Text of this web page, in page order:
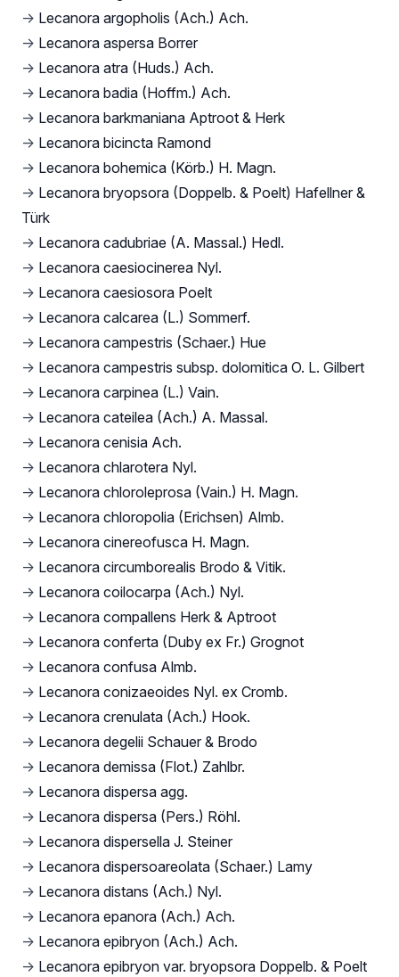
→ Lecanora argopholis (Ach.) Ach.
→ Lecanora aspersa Borrer
→ Lecanora atra (Huds.) Ach.
→ Lecanora badia (Hoffm.) Ach.
→ Lecanora barkmaniana Aptroot & Herk
→ Lecanora bicincta Ramond
→ Lecanora bohemica (Körb.) H. Magn.
→ Lecanora bryopsora (Doppelb. & Poelt) Hafellner &
Türk
→ Lecanora cadubriae (A. Massal.) Hedl.
→ Lecanora caesiocinerea Nyl.
→ Lecanora caesiosora Poelt
→ Lecanora calcarea (L.) Sommerf.
→ Lecanora campestris (Schaer.) Hue
→ Lecanora campestris subsp. dolomitica O. L. Gilbert
→ Lecanora carpinea (L.) Vain.
→ Lecanora cateilea (Ach.) A. Massal.
→ Lecanora cenisia Ach.
→ Lecanora chlarotera Nyl.
→ Lecanora chloroleprosa (Vain.) H. Magn.
→ Lecanora chloropolia (Erichsen) Almb.
→ Lecanora cinereofusca H. Magn.
→ Lecanora circumborealis Brodo & Vitik.
→ Lecanora coilocarpa (Ach.) Nyl.
→ Lecanora compallens Herk & Aptroot
→ Lecanora conferta (Duby ex Fr.) Grognot
→ Lecanora confusa Almb.
→ Lecanora conizaeoides Nyl. ex Cromb.
→ Lecanora crenulata (Ach.) Hook.
→ Lecanora degelii Schauer & Brodo
→ Lecanora demissa (Flot.) Zahlbr.
→ Lecanora dispersa agg.
→ Lecanora dispersa (Pers.) Röhl.
→ Lecanora dispersella J. Steiner
→ Lecanora dispersoareolata (Schaer.) Lamy
→ Lecanora distans (Ach.) Nyl.
→ Lecanora epanora (Ach.) Ach.
→ Lecanora epibryon (Ach.) Ach.
→ Lecanora epibryon var. bryopsora Doppelb. & Poelt